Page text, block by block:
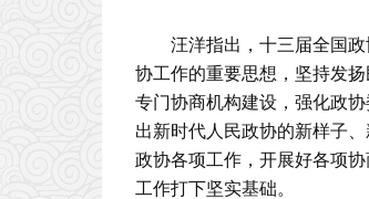
汪洋指出，十三届全国
协工作的重要思想，坚持发
专门协商机构建设，强化政
出新时代人民政协的新样子
政协各项工作，开展好各项
工作打下坚实基础。